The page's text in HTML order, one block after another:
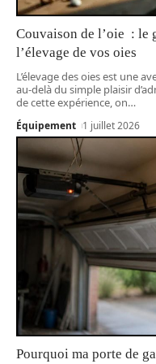
Couvaison de l’oie : le
l’élevage de vos oies
L’élevage des oies est une
au-delà du simple plaisir
de cette expérience, on…
Équipement 1 juillet 2026
Pourquoi ma porte de